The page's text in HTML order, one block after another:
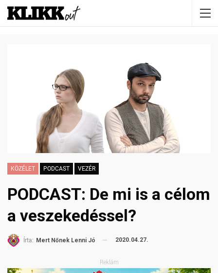
KÖZÉLET PODCAST VEZÉR
PODCAST: De mi is a célom
a veszekedéssel?
Írta: Mert Nőnek Lenni Jó 2020.04.27.
Reklám